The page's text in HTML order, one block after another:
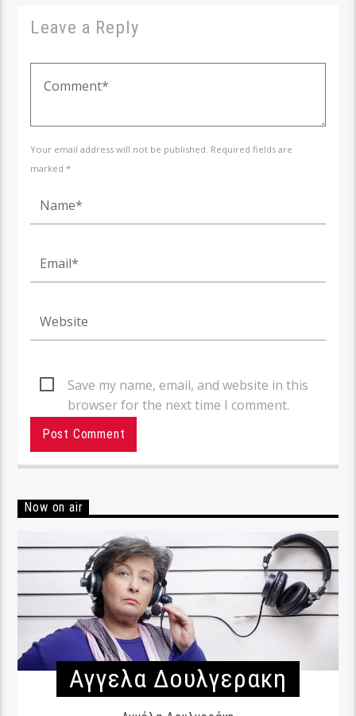
Leave a Reply
Your email address will not be published. Required fields are
marked *
Save my name, email, and website in this
browser for the next time I comment.
Now on air
Αγγελα Δουλγερακη